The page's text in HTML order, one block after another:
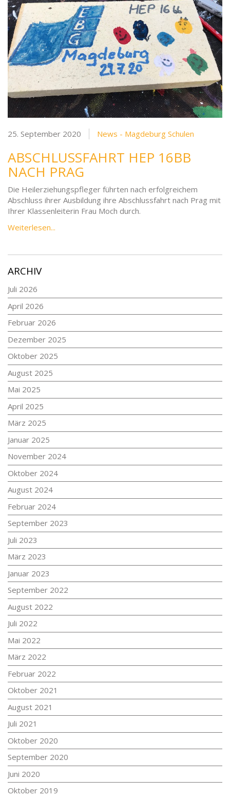
25. September 2020 News - Magdeburg Schulen
ABSCHLUSSFAHRT HEP 16BB
NACH PRAG
Die Heilerziehungspfleger führten nach erfolgreichem
Abschluss ihrer Ausbildung ihre Abschlussfahrt nach Prag mit
Ihrer Klassenleiterin Frau Moch durch.
Weiterlesen...
ARCHIV
Juli 2026
April 2026
Februar 2026
Dezember 2025
Oktober 2025
August 2025
Mai 2025
April 2025
März 2025
Januar 2025
November 2024
Oktober 2024
August 2024
Februar 2024
September 2023
Juli 2023
März 2023
Januar 2023
September 2022
August 2022
Juli 2022
Mai 2022
März 2022
Februar 2022
Oktober 2021
August 2021
Juli 2021
Oktober 2020
September 2020
Juni 2020
Oktober 2019